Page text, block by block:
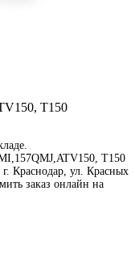
T150
T150
Краснодар, ул. Красных
заказ онлайн на